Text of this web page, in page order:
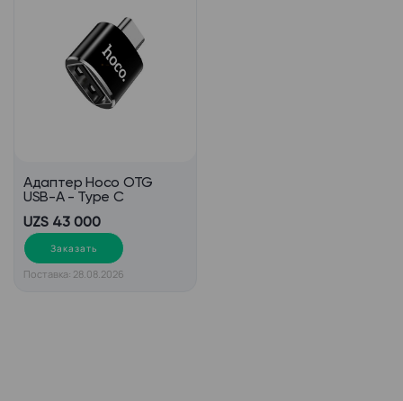
Адаптер Hoco OTG
USB-A - Type C
UZS 43 000
Заказать
Поставка: 28.08.2026